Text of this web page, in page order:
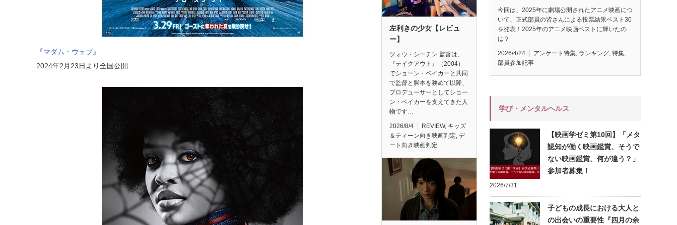
『マダム・ウェブ』
2024年2月23日より全国公開
左利きの少女【レビュ
ー】
ツォウ・シーチン 監督は、
『テイクアウト』（2004）
でショーン・ベイカーと共同
で監督と脚本を務めて以降、
プロデューサーとしてショー
ン・ベイカーを支えてきた人
物です…
2026/8/4 REVIEW, キッズ
＆ティーン向き映画判定, デ
ート向き映画判定
今回は、2025年に劇場公開されたアニメ映画につ
いて、正式部員の皆さんによる投票結果ベスト30
を発表！2025年のアニメ映画ベストに輝いたの
は？
2026/4/24 アンケート特集, ランキング, 特集,
部員参加記事
学び・メンタルヘルス
【映画学ゼミ第10回】「メタ
認知が働く映画鑑賞、そうで
ない映画鑑賞、何が違う？」
参加者募集！
2026/7/31
子どもの成長における大人と
の出会いの重要性『四月の余